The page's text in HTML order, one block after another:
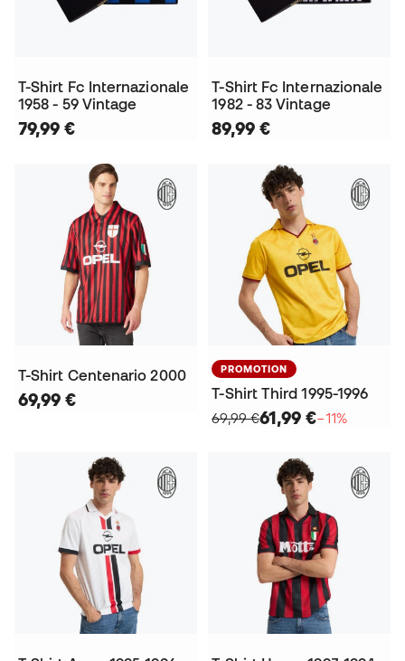
T-Shirt Fc Internazionale
1958 - 59 Vintage
79,99 €
T-Shirt Fc Internazionale
1982 - 83 Vintage
89,99 €
T-Shirt Centenario 2000
69,99 €
PROMOTION
T-Shirt Third 1995-1996
69,99 €61,99 €−11%